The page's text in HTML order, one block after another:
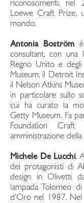
riconoscimenti,
Loewe Craft Prize,
mondo.
Antonia Boströmè
consultant, con
Regno Unito e
Museum, il Detroit
il Nelson Atkins
in particolare sullo
cui ha curato la
Getty Museum. Fa
Foundation
amministrazione
Michele De Lucchi.
dei protagonisti di
design in Olivetti
lampada Tolomeo
d’Oro nel 1987. Nel